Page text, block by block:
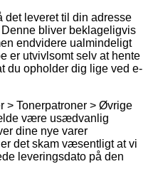
leveret til din adresse
bliver beklageligvis
endvidere ualmindeligt
er utvivlsomt selv at hente
du opholder dig lige ved e-
> Tonerpatroner > Øvrige
være usædvanlig
dine nye varer
det skam væsentligt at vi
leveringsdato på den